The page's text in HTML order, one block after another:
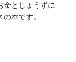
金とじょうずに
の本です。